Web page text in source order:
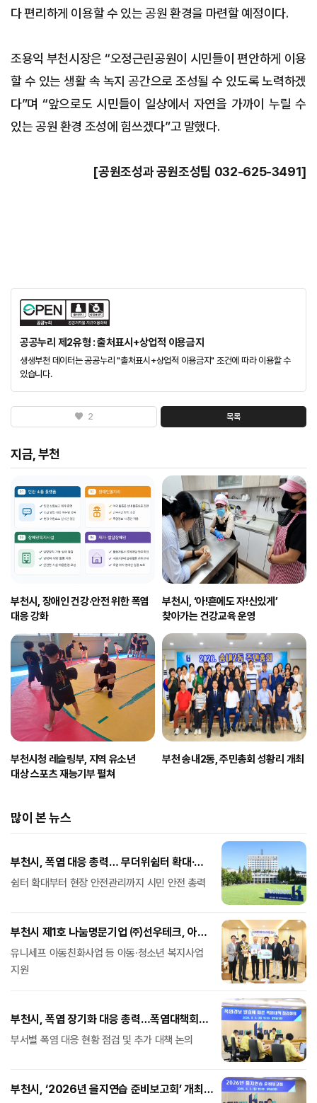
다 편리하게 이용할 수 있는 공원 환경을 마련할 예정이다.
조용익 부천시장은 “오정근린공원이 시민들이 편안하게 이용
할 수 있는 생활 속 녹지 공간으로 조성될 수 있도록 노력하겠
다”며 “앞으로도 시민들이 일상에서 자연을 가까이 누릴 수
있는 공원 환경 조성에 힘쓰겠다”고 말했다.
[공원조성과 공원조성팀 032-625-3491]
공공누리 제2유형 : 출처표시+상업적 이용금지
생생부천 데이터는 공공누리 "출처표시+상업적 이용금지" 조건에 따라 이용할 수
있습니다.
2 목록
지금, 부천
부천시, 장애인 건강·안전 위한 폭염
대응 강화
부천시, ‘아!흔에도 자!신있게’
찾아가는 건강교육 운영
부천시청 레슬링부, 지역 유소년
대상 스포츠 재능기부 펼쳐
부천 송내2동, 주민총회 성황리 개최
많이 본 뉴스
부천시, 폭염 대응 총력… 무더위쉼터 확대·
취약계층 보호 강화
쉼터 확대부터 현장 안전관리까지 시민 안전 총력
부천시 제1호 나눔명문기업 ㈜선우테크, 아동·
청소년 후원금 1억 원 기탁
유니세프 아동친화사업 등 아동·청소년 복지사업
지원
부천시, 폭염 장기화 대응 총력…폭염대책회의
개최
부서별 폭염 대응 현황 점검 및 추가 대책 논의
부천시, ‘2026년 을지연습 준비보고회’ 개최…